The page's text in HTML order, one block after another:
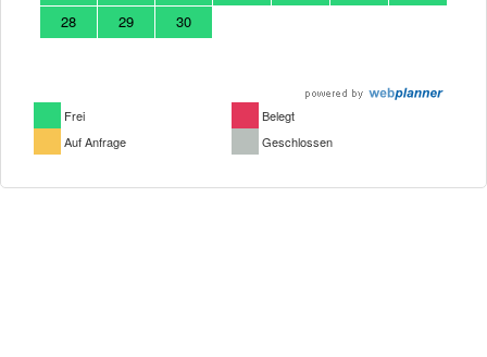
28
29 30
Frei
Belegt
Auf Anfrage
Geschlossen